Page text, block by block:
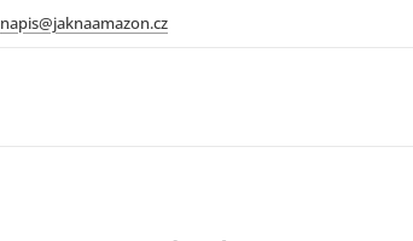
napis@jaknaamazon.cz